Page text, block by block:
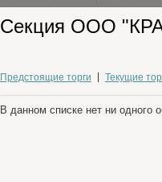
Секция ООО
Предстоящие торги Текущие
В данном списке нет ни одного